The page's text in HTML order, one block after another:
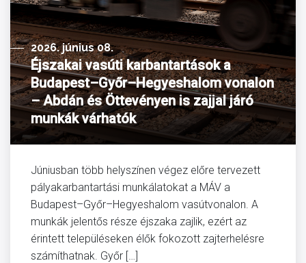
2026. június 08.
Éjszakai vasúti karbantartások a
Budapest–Győr–Hegyeshalom vonalon
– Abdán és Öttevényen is zajjal járó
munkák várhatók
Júniusban több helyszínen végez előre tervezett
pályakarbantartási munkálatokat a MÁV a
Budapest–Győr–Hegyeshalom vasútvonalon. A
munkák jelentős része éjszaka zajlik, ezért az
érintett településeken élők fokozott zajterhelésre
számíthatnak. Győr […]